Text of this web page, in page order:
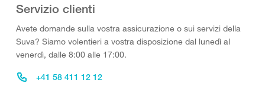
Servizio clienti
Avete domande sulla vostra assicurazione o sui servizi della
Suva? Siamo volentieri a vostra disposizione dal lunedì al
venerdì, dalle 8:00 alle 17:00.
+41 58 411 12 12